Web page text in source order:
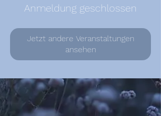
Anmeldung geschlossen
Jetzt andere Veranstaltungen
ansehen